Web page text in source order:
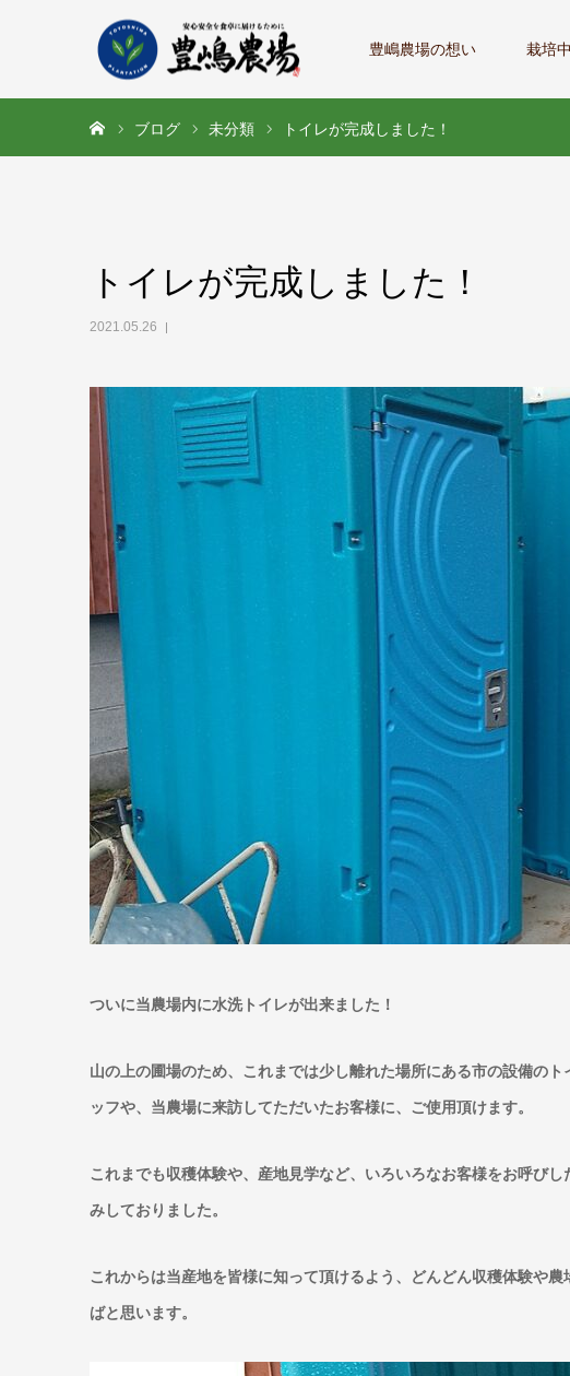
豊嶋農場の想い 栽培
ブログ 未分類 トイレが完成しました！
トイレが完成しました！
2021.05.26
ついに当農場内に水洗トイレが出来ました！
山の上の圃場のため、これまでは少し離れた場所にある市の設備の
ッフや、当農場に来訪してただいたお客様に、ご使用頂けます。
これまでも収穫体験や、産地見学など、いろいろなお客様をお呼び
みしておりました。
これからは当産地を皆様に知って頂けるよう、どんどん収穫体験や
ばと思います。